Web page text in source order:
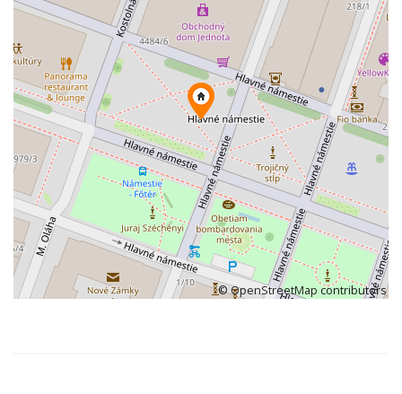
©OpenStreetMap contributors